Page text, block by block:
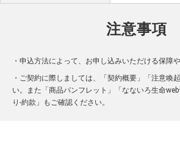
注意事項
・申込方法によって、お申し込みいただける保障
・ご契約に際しましては、「契約概要」「注意喚
い。また「商品パンフレット」「なないろ生命
り-約款」もご確認ください。